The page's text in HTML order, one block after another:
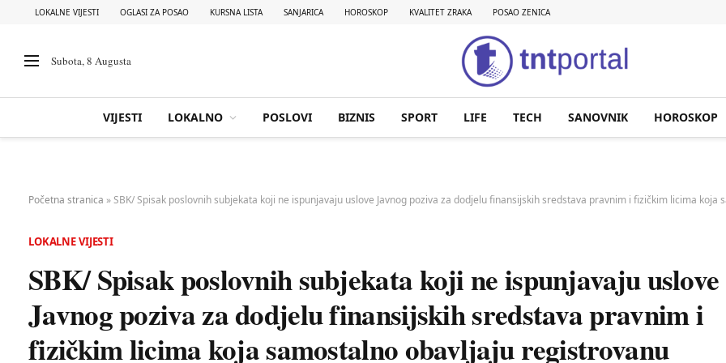
LOKALNE VIJESTI OGLASI ZA POSAO KURSNA LISTA SANJARICA HOROSKOP KVALITET ZRAKA POSAO ZENICA
Subota, 8 Augusta
VIJESTI LOKALNO POSLOVI BIZNIS SPORT LIFE TECH SANOVNIK HOROSKOP
Početna stranica »SBK/ Spisak poslovnih subjekata koji ne ispunjavaju uslove Javnog poziva za dodjelu finansijskih sredstava pravnim i fizičkim licima
LOKALNE VIJESTI
SBK/ Spisak poslovnih subjekata koji ne ispunjavaju uslove
Javnog poziva za dodjelu finansijskih sredstava pravnim i
fizičkim licima koja samostalno obavljaju registrovanu